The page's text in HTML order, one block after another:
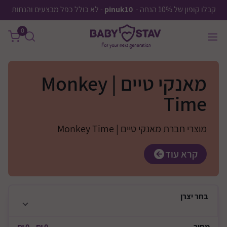
קבלו קופון של 10% הנחה - pinuk10 - לא כולל כפל מבצעים והנחות
0
מאנקי טיים | Monkey
Time
מוצרי חברת מאנקי טיים | Monkey Time
קרא עוד
בחריצרן